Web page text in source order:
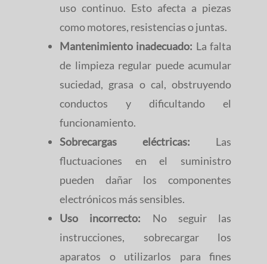
uso continuo. Esto afecta a piezas
como motores, resistencias o juntas.
Mantenimiento inadecuado: La falta
de limpieza regular puede acumular
suciedad, grasa o cal, obstruyendo
conductos y dificultando el
funcionamiento.
Sobrecargas eléctricas: Las
fluctuaciones en el suministro
pueden dañar los componentes
electrónicos más sensibles.
Uso incorrecto: No seguir las
instrucciones, sobrecargar los
aparatos o utilizarlos para fines